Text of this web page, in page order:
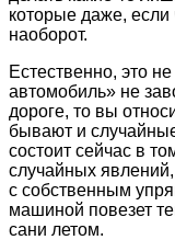
которые даже, если
наоборот.
Естественно, это
автомобиль» не
дороге, то вы
бывают и
состоит сейчас в
случайных
с собственным
машиной повезет
сани летом.